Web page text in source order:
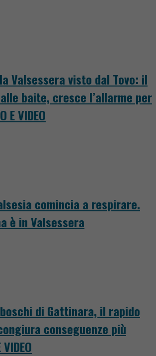
Valsessera visto dal Tovo: il
baite, cresce l’allarme per
E VIDEO
comincia a respirare.
è in Valsessera
di Gattinara, il rapido
conseguenze più